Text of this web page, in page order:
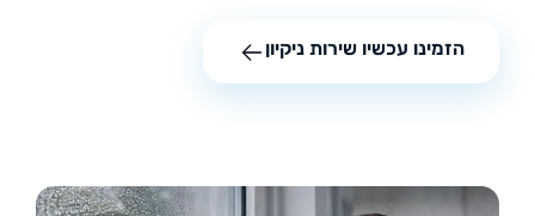
הזמינו עכשיו שירות ניקיון